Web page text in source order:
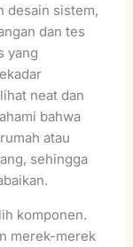
desain sistem,
dan tes
yang
neat dan
bahwa
atau
sehingga
komponen.
merek-merek